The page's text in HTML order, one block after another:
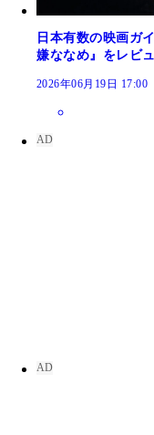
日本有数の映画ガ
嫌ななめ』をレビ
2026年06月19日 17:00